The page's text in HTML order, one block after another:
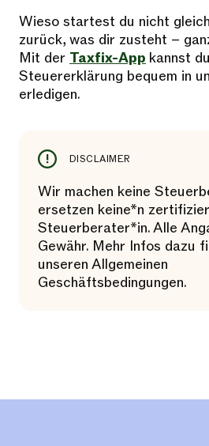
Wieso startest du nicht
zurück, was dir zusteht –
Mit der Taxfix-App kannst
Steuererklärung bequem in
erledigen.
DISCLAIMER
Wir machen keine
ersetzen keine*n
Steuerberater*in. Alle
Gewähr. Mehr Infos dazu
unseren Allgemeinen
Geschäftsbedingungen.